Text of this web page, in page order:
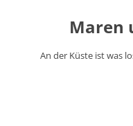
Maren
An der Küste ist was